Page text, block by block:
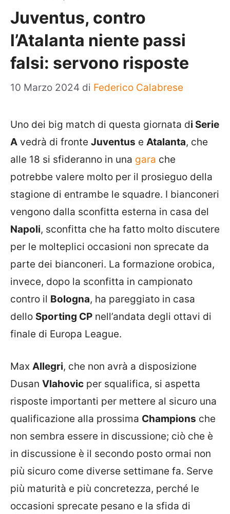
Juventus, contro
l’Atalanta niente passi
falsi: servono risposte
10 Marzo 2024 di Federico Calabrese
Uno dei big match di questa giornata di Serie
A vedrà di fronte Juventus e Atalanta, che
alle 18 si sfideranno in una gara che
potrebbe valere molto per il prosieguo della
stagione di entrambe le squadre. I bianconeri
vengono dalla sconfitta esterna in casa del
Napoli, sconfitta che ha fatto molto discutere
per le molteplici occasioni non sprecate da
parte dei bianconeri. La formazione orobica,
invece, dopo la sconfitta in campionato
contro il Bologna, ha pareggiato in casa
dello Sporting CP nell’andata degli ottavi di
finale di Europa League.
Max Allegri, che non avrà a disposizione
Dusan Vlahovic per squalifica, si aspetta
risposte importanti per mettere al sicuro una
qualificazione alla prossima Champions che
non sembra essere in discussione; ciò che è
in discussione è il secondo posto ormai non
più sicuro come diverse settimane fa. Serve
più maturità e più concretezza, perché le
occasioni sprecate pesano e la sfida di